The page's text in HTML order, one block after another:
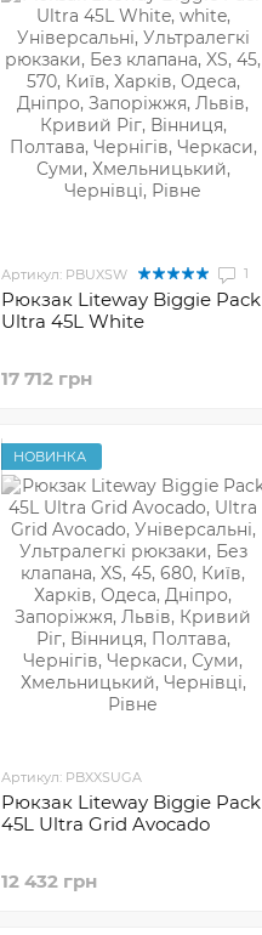
Артикул: PBUXSW 1
Рюкзак Liteway Biggie Pack
Ultra 45L White
17 712 грн
НОВИНКА
Артикул: PBXXSUGA
Рюкзак Liteway Biggie Pack
45L Ultra Grid Avocado
12 432 грн